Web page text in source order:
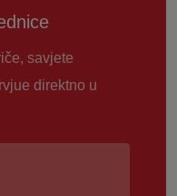
savjete
direktno u